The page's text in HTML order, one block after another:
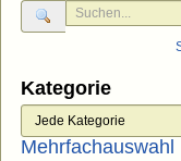
Kategorie
Mehrfachauswahl